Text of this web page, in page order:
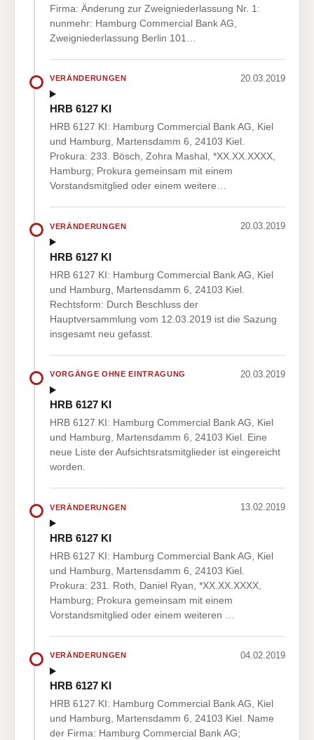
Firma: Änderung zur Zweigniederlassung Nr. 1:
nunmehr: Hamburg Commercial Bank AG,
Zweigniederlassung Berlin 101…
VERÄNDERUNGEN 20.03.2019
HRB 6127 KI
HRB 6127 KI: Hamburg Commercial Bank AG, Kiel
und Hamburg, Martensdamm 6, 24103 Kiel.
Prokura: 233. Bösch, Zohra Mashal, *XX.XX.XXXX,
Hamburg; Prokura gemeinsam mit einem
Vorstandsmitglied oder einem weitere…
VERÄNDERUNGEN 20.03.2019
HRB 6127 KI
HRB 6127 KI: Hamburg Commercial Bank AG, Kiel
und Hamburg, Martensdamm 6, 24103 Kiel.
Rechtsform: Durch Beschluss der
Hauptversammlung vom 12.03.2019 ist die Sazung
insgesamt neu gefasst.
VORGÄNGE OHNE EINTRAGUNG 20.03.2019
HRB 6127 KI
HRB 6127 KI: Hamburg Commercial Bank AG, Kiel
und Hamburg, Martensdamm 6, 24103 Kiel. Eine
neue Liste der Aufsichtsratsmitglieder ist eingereicht
worden.
VERÄNDERUNGEN 13.02.2019
HRB 6127 KI
HRB 6127 KI: Hamburg Commercial Bank AG, Kiel
und Hamburg, Martensdamm 6, 24103 Kiel.
Prokura: 231. Roth, Daniel Ryan, *XX.XX.XXXX,
Hamburg; Prokura gemeinsam mit einem
Vorstandsmitglied oder einem weiteren …
VERÄNDERUNGEN 04.02.2019
HRB 6127 KI
HRB 6127 KI: Hamburg Commercial Bank AG, Kiel
und Hamburg, Martensdamm 6, 24103 Kiel. Name
der Firma: Hamburg Commercial Bank AG;